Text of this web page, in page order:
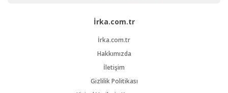
İrka.com.tr
İrka.com.tr
Hakkımızda
İletişim
Gizlilik Politikası